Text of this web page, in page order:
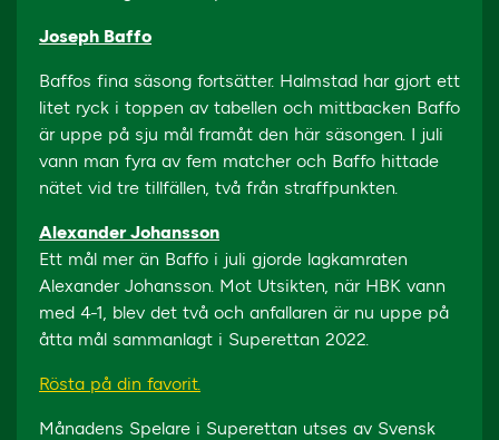
Joseph Baffo
Baffos fina säsong fortsätter. Halmstad har gjort ett
litet ryck i toppen av tabellen och mittbacken Baffo
är uppe på sju mål framåt den här säsongen. I juli
vann man fyra av fem matcher och Baffo hittade
nätet vid tre tillfällen, två från straffpunkten.
Alexander Johansson
Ett mål mer än Baffo i juli gjorde lagkamraten
Alexander Johansson. Mot Utsikten, när HBK vann
med 4-1, blev det två och anfallaren är nu uppe på
åtta mål sammanlagt i Superettan 2022.
Rösta på din favorit.
Månadens Spelare i Superettan utses av Svensk